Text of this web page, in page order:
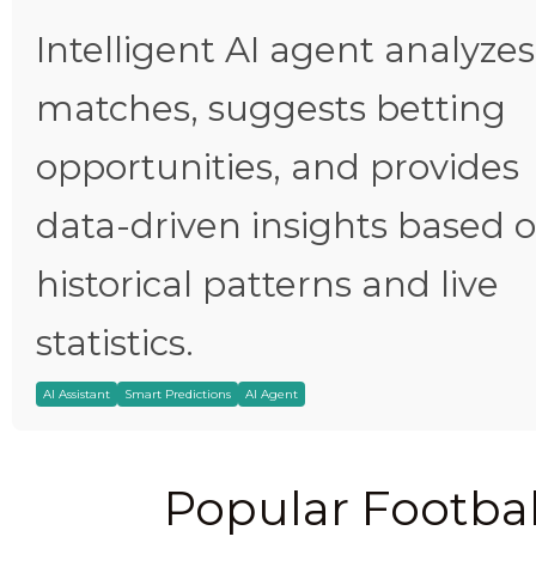
Intelligent AI agent analyzes
matches, suggests betting
opportunities, and provides
data-driven insights based
historical patterns and live
statistics.
AI Assistant Smart Predictions AI Agent
Popular